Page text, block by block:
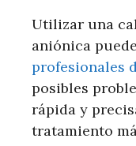
Utilizar una
aniónica
profesionales
posibles
rápida y
tratamiento